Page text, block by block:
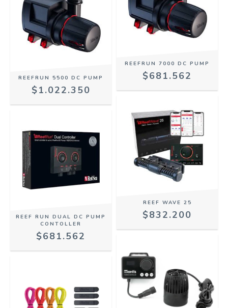
REEFRUN 5500 DC PUMP
$1.022.350
REEFRUN 7000 DC PUMP
$681.562
REEF RUN DUAL DC PUMP
CONTOLLER
$681.562
REEF WAVE 25
$832.200